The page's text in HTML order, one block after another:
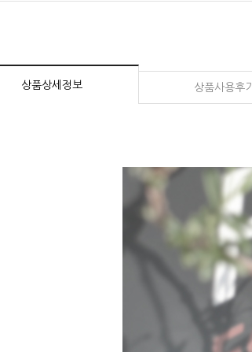
상품상세정보 상품사용후기